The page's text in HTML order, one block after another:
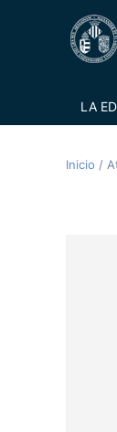
LA
Inicio /